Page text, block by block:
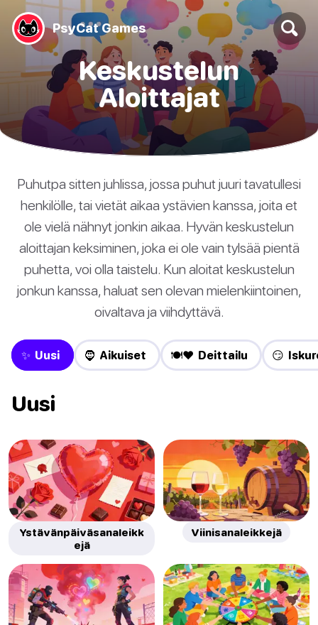
PsyCat Games
Keskustelun
Aloittajat
Puhutpa sitten juhlissa, jossa puhut juuri tavatullesi
henkilölle, tai vietät aikaa ystävien kanssa, joita et
ole vielä nähnyt jonkin aikaa. Hyvän keskustelun
aloittajan keksiminen, joka ei ole vain tylsää pientä
puhetta, voi olla taistelu. Kun aloitat keskustelun
jonkun kanssa, haluat sen olevan mielenkiintoinen,
oivaltava ja viihdyttävä.
✨ Uusi 🧔 Aikuiset 🍽️❤️ Deittailu 😏
Uusi
Ystävänpäiväsanaleikk
ejä
Viinisanaleikkejä